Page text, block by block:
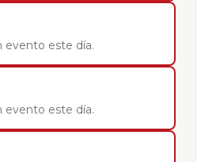
evento este día.
evento este día.